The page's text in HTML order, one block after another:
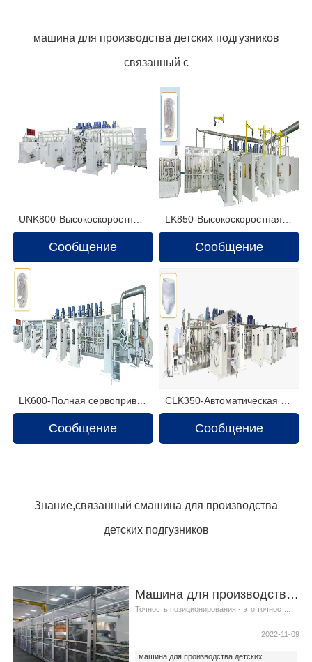
машина для производства детских подгузников
связанный с
Сообщение Сообщение
LK600-Полная сервоприводная машина для производства детских подгузников
Сообщение Сообщение
Знание,связанный смашина для производства
детских подгузников
Машина для производства детских подгузников Методы определения точности позиционирования
Точность позиционирования - это точност...
2022-11-09
машина для производства детских